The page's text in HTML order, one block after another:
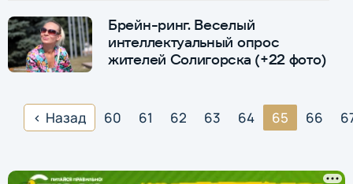
Брейн-ринг. Веселый
интеллектуальный опрос
жителей Солигорска (+22 фото)
Назад 60 61 62 63 64 65 66